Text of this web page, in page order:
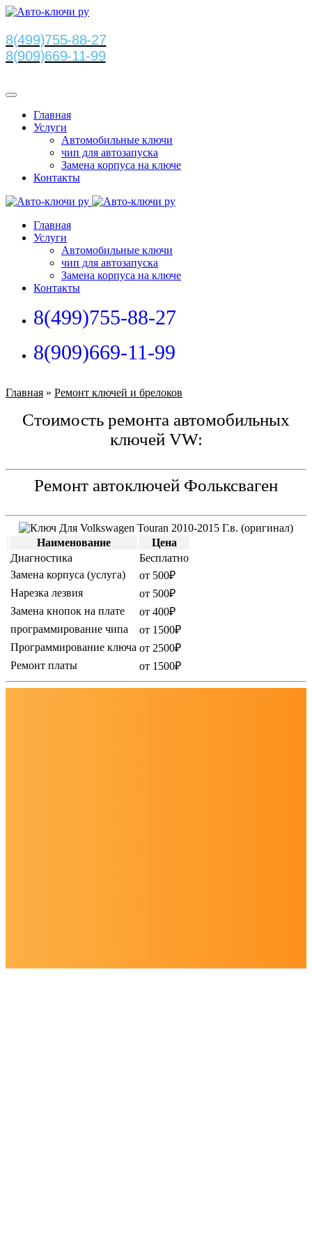
8(499)755-88-27
8(909)669-11-99
Главная
Услуги
Автомобильные ключи
чип для автозапуска
Замена корпуса на ключе
Контакты
Главная
Услуги
Автомобильные ключи
чип для автозапуска
Замена корпуса на ключе
Контакты
8(499)755-88-27
8(909)669-11-99
Главная » Ремонт ключей и брелоков
Стоимость ремонта автомобильных
ключей VW:
Ремонт автоключей Фольксваген
Наименование
Цена
Диагностика
Бесплатно
Замена корпуса (услуга)
от 500₽
Нарезка лезвия
от 500₽
Замена кнопок на плате
от 400₽
программирование чипа
от 1500₽
Программирование ключа от 2500₽
Ремонт платы
от 1500₽